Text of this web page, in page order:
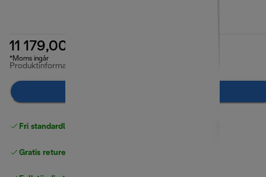
11 179,00 kr
*Moms ingår
Produktinformation
Fri standardleverans
Gratis returer